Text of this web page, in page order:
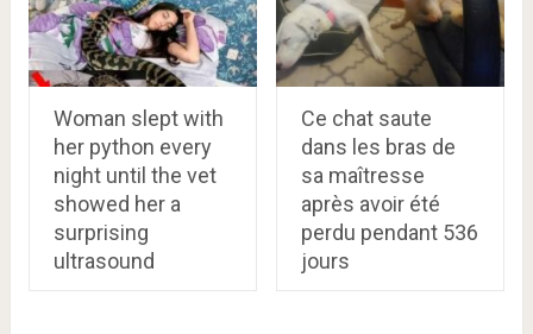
Woman slept with
her python every
night until the vet
showed her a
surprising
ultrasound
Ce chat saute
dans les bras de
sa maîtresse
après avoir été
perdu pendant 536
jours